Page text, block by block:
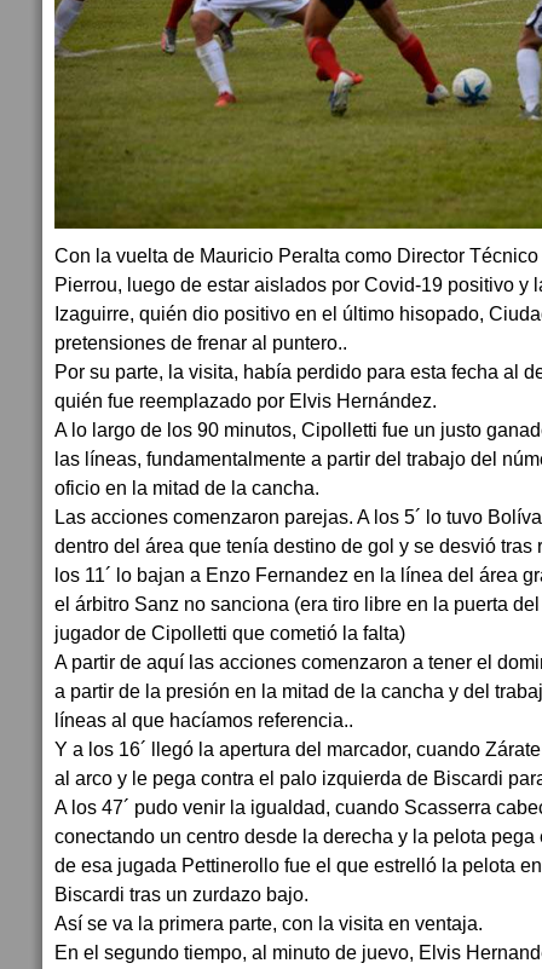
Con la vuelta de Mauricio Peralta como Director
Pierrou, luego de estar aislados por Covid-19 positivo y
Izaguirre, quién dio positivo en el último hisopado,
pretensiones de frenar al puntero..
Por su parte, la visita, había perdido para esta fecha al
quién fue reemplazado por Elvis Hernández.
A lo largo de los 90 minutos, Cipolletti fue un justo
las líneas, fundamentalmente a partir del trabajo del
oficio en la mitad de la cancha.
Las acciones comenzaron parejas. A los 5´ lo tuvo
dentro del área que tenía destino de gol y se desvió tras
los 11´ lo bajan a Enzo Fernandez en la línea del área
el árbitro Sanz no sanciona (era tiro libre en la puerta
jugador de Cipolletti que cometió la falta)
A partir de aquí las acciones comenzaron a tener el
a partir de la presión en la mitad de la cancha y del
líneas al que hacíamos referencia..
Y a los 16´ llegó la apertura del marcador, cuando
al arco y le pega contra el palo izquierda de Biscardi
A los 47´ pudo venir la igualdad, cuando Scasserra
conectando un centro desde la derecha y la pelota
de esa jugada Pettinerollo fue el que estrelló la pelota
Biscardi tras un zurdazo bajo.
Así se va la primera parte, con la visita en ventaja.
En el segundo tiempo, al minuto de juevo, Elvis